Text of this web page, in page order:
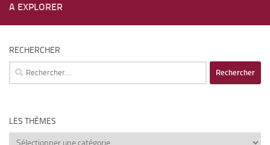
A EXPLORER
RECHERCHER
Rechercher :
LES THÈMES
Les